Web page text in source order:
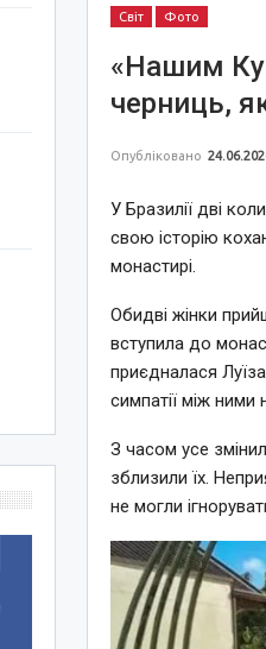
Світ Фото
«Нашим
черниць,
Опубліковано
У Бразилії дві
свою історію
монастирі.
Обидві жінки
вступила до
приєдналася
симпатії між
З часом усе
зблизили їх.
не могли